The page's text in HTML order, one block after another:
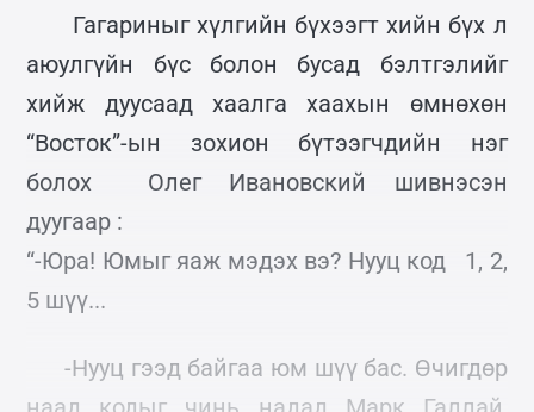
Гагариныг хүлгийн бүхээгт хийн бүх л
аюулгүйн бүс болон бусад бэлтгэлийг
хийж дуусаад хаалга хаахын өмнөхөн
“Восток”-ын зохион бүтээгчдийн нэг
болох Олег Ивановский шивнэсэн
дуугаар :
“-Юра! Юмыг яаж мэдэх вэ? Нууц код 1, 2,
5 шүү...
-Нууц гээд байгаа юм шүү бас. Өчигдөр